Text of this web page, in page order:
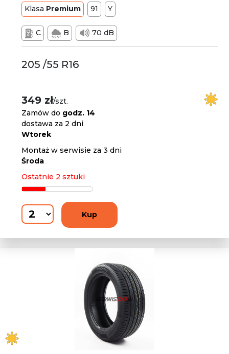
Klasa Premium 91 Y
C B 70 dB
205 /55 R16
349 zł/szt.
Zamów do godz. 14
dostawa za 2 dni
Wtorek
Montaż w serwisie za 3 dni
Środa
Ostatnie 2 sztuki
Kup